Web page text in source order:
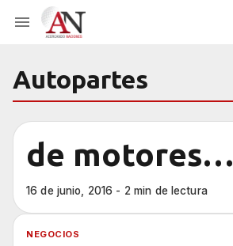
Autopartes
de motores…
16 de junio, 2016 - 2 min de lectura
NEGOCIOS